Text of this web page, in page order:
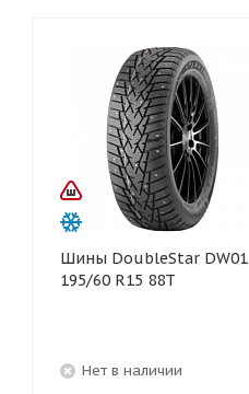
Шины DoubleStar DW01
195/60 R15 88T
Нет в наличии